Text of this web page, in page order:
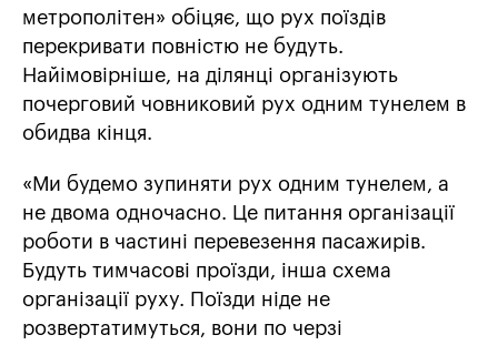
метрополітен» обіцяє, що рух поїздів
перекривати повністю не будуть.
Найімовірніше, на ділянці організують
почерговий човниковий рух одним тунелем в
обидва кінця.
«Ми будемо зупиняти рух одним тунелем, а
не двома одночасно. Це питання організації
роботи в частині перевезення пасажирів.
Будуть тимчасові проїзди, інша схема
організації руху. Поїзди ніде не
розвертатимуться, вони по черзі